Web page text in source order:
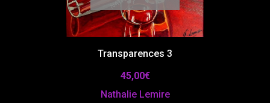
Transparences 3
45,00€
Nathalie Lemire